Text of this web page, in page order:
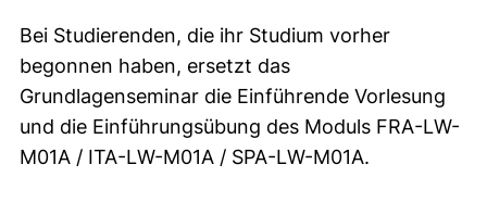
Bei Studierenden, die ihr Studium vorher
begonnen haben, ersetzt das
Grundlagenseminar die Einführende Vorlesung
und die Einführungsübung des Moduls FRA-LW-
M01A / ITA-LW-M01A / SPA-LW-M01A.